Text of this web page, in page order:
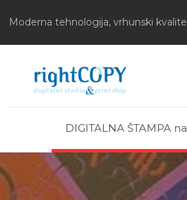
Moderna tehnologija, vrhunski
DIGITALNA ŠTAMPA